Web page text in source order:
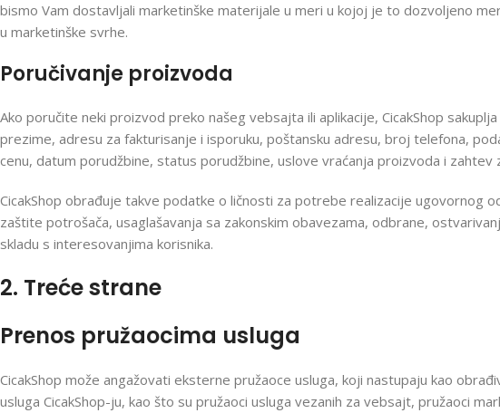
bismo Vam dostavljali marketinške materijale u meri u kojoj je to dozvoljeno
u marketinške svrhe.
Poručivanje proizvoda
Ako poručite neki proizvod preko našeg vebsajta ili aplikacije, CicakShop
prezime, adresu za fakturisanje i isporuku, poštansku adresu, broj telefona,
cenu, datum porudžbine, status porudžbine, uslove vraćanja proizvoda i
CicakShop obrađuje takve podatke o ličnosti za potrebe realizacije ugovornog
zaštite potrošača, usaglašavanja sa zakonskim obavezama, odbrane,
skladu s interesovanjima korisnika.
2. Treće strane
Prenos pružaocima usluga
CicakShop može angažovati eksterne pružaoce usluga, koji nastupaju kao
usluga CicakShop-ju, kao što su pružaoci usluga vezanih za vebsajt, pružaoci